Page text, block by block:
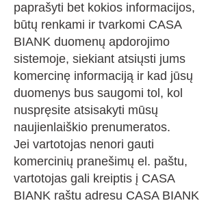
paprašyti bet kokios informacijos,
būtų renkami ir tvarkomi CASA
BIANK duomenų apdorojimo
sistemoje, siekiant atsiųsti jums
komercinę informaciją ir kad jūsų
duomenys bus saugomi tol, kol
nuspręsite atsisakyti mūsų
naujienlaiškio prenumeratos.
Jei vartotojas nenori gauti
komercinių pranešimų el. paštu,
vartotojas gali kreiptis į CASA
BIANK raštu adresu CASA BIANK